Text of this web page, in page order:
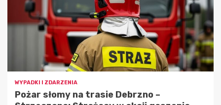
WYPADKI I ZDARZENIA
Pożar słomy na trasie Debrzno –